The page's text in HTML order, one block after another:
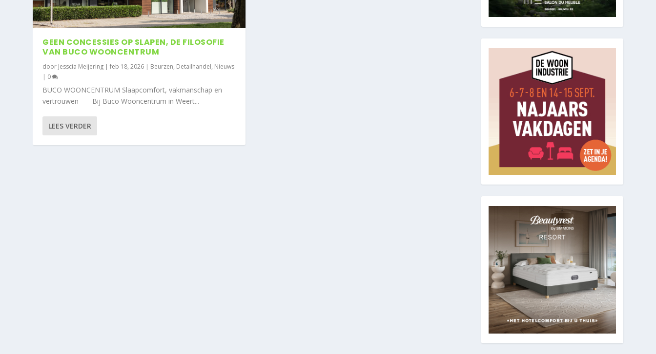
GEEN CONCESSIES OP SLAPEN, DE FILOSOFIE
VAN BUCO WOONCENTRUM
door Jesscia Meijering |feb 18, 2026 | Beurzen, Detailhandel, Nieuws
| 0
BUCO WOONCENTRUM Slaapcomfort, vakmanschap en
vertrouwen Bij Buco Wooncentrum in Weert...
LEES VERDER